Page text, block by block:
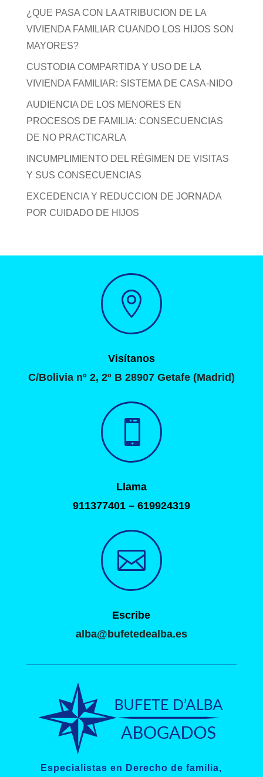
¿QUE PASA CON LA ATRIBUCION DE LA
VIVIENDA FAMILIAR CUANDO LOS HIJOS SON
MAYORES?
CUSTODIA COMPARTIDA Y USO DE LA
VIVIENDA FAMILIAR: SISTEMA DE CASA-NIDO
AUDIENCIA DE LOS MENORES EN
PROCESOS DE FAMILIA: CONSECUENCIAS
DE NO PRACTICARLA
INCUMPLIMIENTO DEL RÉGIMEN DE VISITAS
Y SUS CONSECUENCIAS
EXCEDENCIA Y REDUCCION DE JORNADA
POR CUIDADO DE HIJOS

Visítanos
C/Bolivia nº 2, 2º B 28907 Getafe (Madrid)

Llama
911377401 – 619924319

Escribe
alba@bufetedealba.es
Especialistas en Derecho de familia,